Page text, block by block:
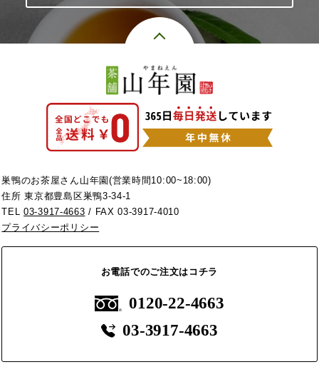
巣鴨のお茶屋さん山年園(営業時間10:00~18:00)
住所 東京都豊島区巣鴨3-34-1
TEL03-3917-4663 / FAX 03-3917-4010
プライバシーポリシー
お電話でのご注文はコチラ
0120-22-4663
03-3917-4663